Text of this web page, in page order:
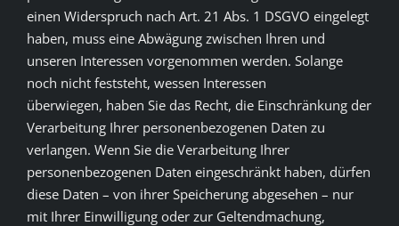
einen Widerspruch nach Art. 21 Abs. 1 DSGVO eingelegt
haben, muss eine Abwägung zwischen Ihren und
unseren Interessen vorgenommen werden. Solange
noch nicht feststeht, wessen Interessen
überwiegen, haben Sie das Recht, die Einschränkung der
Verarbeitung Ihrer personenbezogenen Daten zu
verlangen. Wenn Sie die Verarbeitung Ihrer
personenbezogenen Daten eingeschränkt haben, dürfen
diese Daten – von ihrer Speicherung abgesehen – nur
mit Ihrer Einwilligung oder zur Geltendmachung,